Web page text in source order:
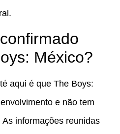
México?
aqui é que The Boys:
e não tem
informações reunidas